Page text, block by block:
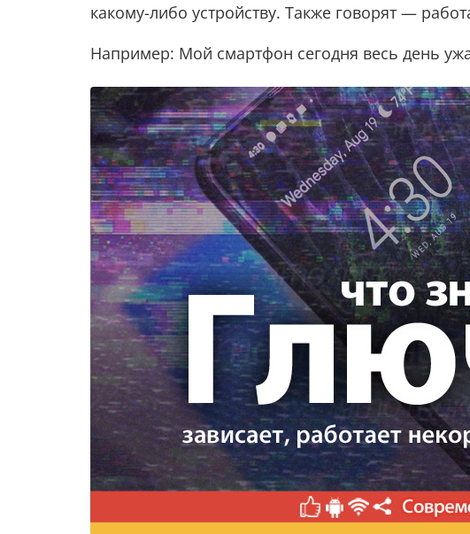
какому-либо устройству. Также говорят —
Например: Мой смартфон сегодня весь день